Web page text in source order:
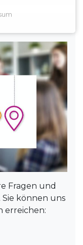
Fragen und
können uns
erreichen: